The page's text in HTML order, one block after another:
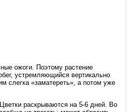
ожоги. Поэтому растение
устремляющийся вертикально
слегка «заматереть», а потом уже
раскрываются на 5-6 дней. Во